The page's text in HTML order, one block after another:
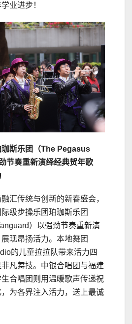
业进步！
珈斯乐团（The Pegasus
节奏重新演绎经典贺年歌
汇传统与创新的新春盛会，
级步操乐团珀珈斯乐团
）以强劲节奏重新演
现昂扬活力。本地舞团
的儿童拉拉队带来活力四
凡舞技。中银合唱团与福建
合唱团则用温暖歌声传递祝
为各界注入活力，送上最诚